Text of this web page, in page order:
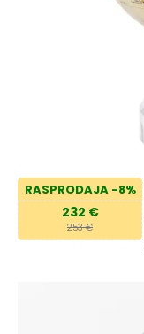
RASPRODAJA -8%
232 €
253 €